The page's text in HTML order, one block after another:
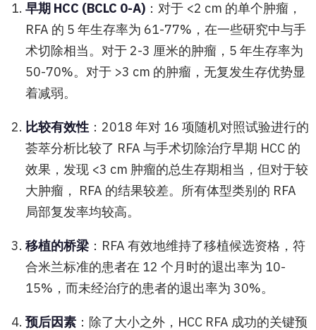
早期 HCC (BCLC 0-A) ：对于 <2 cm 的单个肿瘤，
RFA 的 5 年生存率为 61-77%，在一些研究中与手
术切除相当。对于 2-3 厘米的肿瘤，5 年生存率为
50-70%。对于 >3 cm 的肿瘤，无复发生存优势显
着减弱。
比较有效性 ：2018 年对 16 项随机对照试验进行的
荟萃分析比较了 RFA 与手术切除治疗早期 HCC 的
效果，发现 <3 cm 肿瘤的总生存期相当，但对于较
大肿瘤， RFA 的结果较差。所有体型类别的 RFA
局部复发率均较高。
移植的桥梁 ：RFA 有效地维持了移植候选资格，符
合米兰标准的患者在 12 个月时的退出率为 10-
15%，而未经治疗的患者的退出率为 30%。
预后因素 ：除了大小之外，HCC RFA 成功的关键预